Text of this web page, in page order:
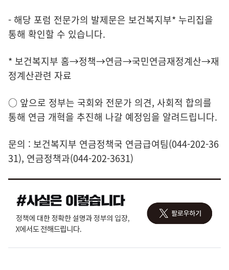
- 해당 포럼 전문가의 발제문은 보건복지부* 누리집을
통해 확인할 수 있습니다.
* 보건복지부 홈→정책→연금→국민연금재정계산→재
정계산관련 자료
○ 앞으로 정부는 국회와 전문가 의견, 사회적 합의를
통해 연금 개혁을 추진해 나갈 예정임을 알려드립니다.
문의 : 보건복지부 연금정책국 연금급여팀(044-202-36
31), 연금정책과(044-202-3631)